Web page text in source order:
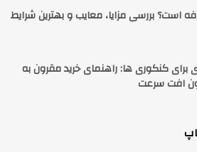
است؟ بررسی مزایا، معایب و بهترین شرایط
برای کنکوری ها: راهنمای خرید مقرون به
افت سرعت